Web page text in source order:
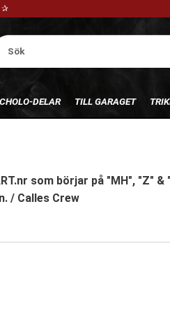
✰
CHOLO-DELAR TILL GARAGET
som börjar på "MH", "Z" &
/ Calles Crew